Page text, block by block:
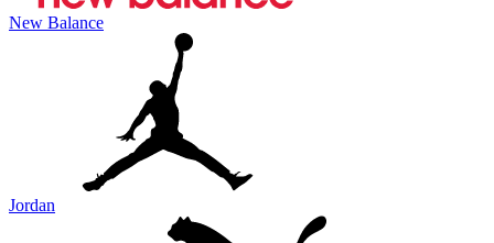
New Balance
Jordan